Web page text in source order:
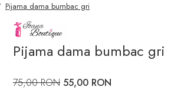
Pijama dama bumbac gri
Pijama dama bumbac gri
75,00 RON 55,00 RON